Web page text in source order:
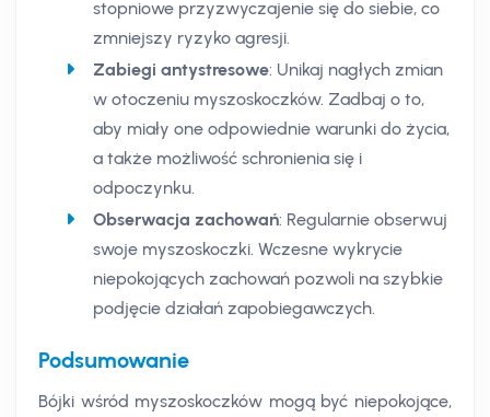
stopniowe przyzwyczajenie się do siebie, co
zmniejszy ryzyko agresji.
Zabiegi antystresowe: Unikaj nagłych zmian
w otoczeniu myszoskoczków. Zadbaj o to,
aby miały one odpowiednie warunki do życia,
a także możliwość schronienia się i
odpoczynku.
Obserwacja zachowań: Regularnie obserwuj
swoje myszoskoczki. Wczesne wykrycie
niepokojących zachowań pozwoli na szybkie
podjęcie działań zapobiegawczych.
Podsumowanie
Bójki wśród myszoskoczków mogą być niepokojące,